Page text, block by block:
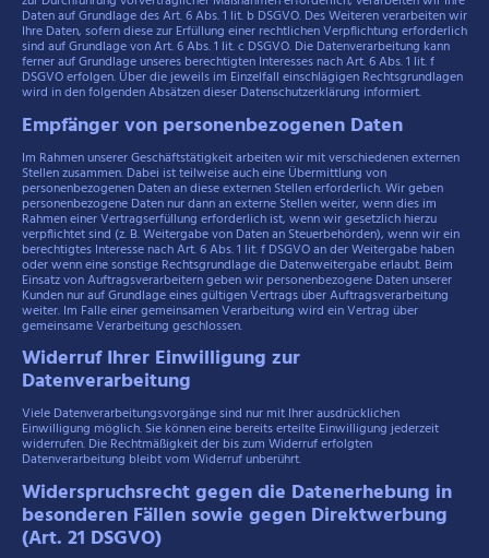
Daten auf Grundlage des Art. 6 Abs. 1 lit. b DSGVO. Des Weiteren verarbeiten wir
Ihre Daten, sofern diese zur Erfüllung einer rechtlichen Verpflichtung erforderlich
sind auf Grundlage von Art. 6 Abs. 1 lit. c DSGVO. Die Datenverarbeitung kann
ferner auf Grundlage unseres berechtigten Interesses nach Art. 6 Abs. 1 lit. f
DSGVO erfolgen. Über die jeweils im Einzelfall einschlägigen Rechtsgrundlagen
wird in den folgenden Absätzen dieser Datenschutzerklärung informiert.
Empfänger von personenbezogenen Daten
Im Rahmen unserer Geschäftstätigkeit arbeiten wir mit verschiedenen externen
Stellen zusammen. Dabei ist teilweise auch eine Übermittlung von
personenbezogenen Daten an diese externen Stellen erforderlich. Wir geben
personenbezogene Daten nur dann an externe Stellen weiter, wenn dies im
Rahmen einer Vertragserfüllung erforderlich ist, wenn wir gesetzlich hierzu
verpflichtet sind (z. B. Weitergabe von Daten an Steuerbehörden), wenn wir ein
berechtigtes Interesse nach Art. 6 Abs. 1 lit. f DSGVO an der Weitergabe haben
oder wenn eine sonstige Rechtsgrundlage die Datenweitergabe erlaubt. Beim
Einsatz von Auftragsverarbeitern geben wir personenbezogene Daten unserer
Kunden nur auf Grundlage eines gültigen Vertrags über Auftragsverarbeitung
weiter. Im Falle einer gemeinsamen Verarbeitung wird ein Vertrag über
gemeinsame Verarbeitung geschlossen.
Widerruf Ihrer Einwilligung zur
Datenverarbeitung
Viele Datenverarbeitungsvorgänge sind nur mit Ihrer ausdrücklichen
Einwilligung möglich. Sie können eine bereits erteilte Einwilligung jederzeit
widerrufen. Die Rechtmäßigkeit der bis zum Widerruf erfolgten
Datenverarbeitung bleibt vom Widerruf unberührt.
Widerspruchsrecht gegen die Datenerhebung in
besonderen Fällen sowie gegen Direktwerbung
(Art. 21 DSGVO)